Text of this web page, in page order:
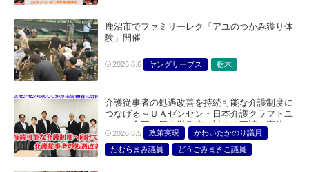
鹿沼市でファミリーレク「アユのつかみ獲り体
験」開催
2026.8.6 ヤングリーブス 栃木
介護従事者の処遇改善を持続可能な介護制度に
つなげる～ＵＡゼンセン・日本介護クラフトユ
ニオン合同で厚生労働省に対する要請を実施～
2026.8.5 政策実現
かわいたかのり議員
たむらまみ議員
どうごみまきこ議員